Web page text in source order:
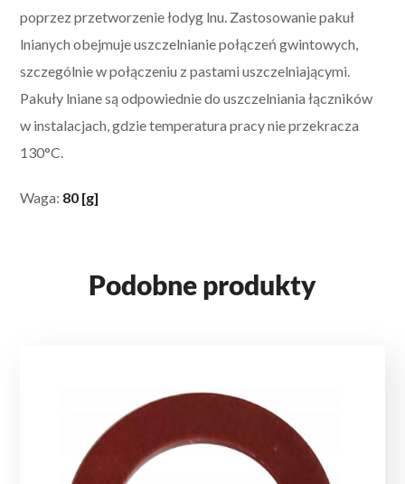
poprzez przetworzenie łodyg lnu. Zastosowanie pakuł
lnianych obejmuje uszczelnianie połączeń gwintowych,
szczególnie w połączeniu z pastami uszczelniającymi.
Pakuły lniane są odpowiednie do uszczelniania łączników
w instalacjach, gdzie temperatura pracy nie przekracza
130°C.
Waga: 80 [g]
Podobne produkty